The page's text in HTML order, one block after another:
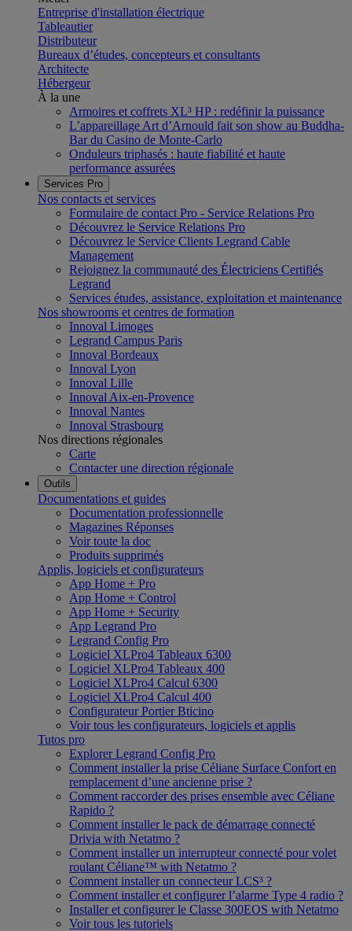
Entreprise d'installation électrique
Tableautier
Distributeur
Bureaux d’études, concepteurs et consultants
Architecte
Hébergeur
À la une
Armoires et coffrets XL³ HP : redéfinir la puissance
L’appareillage Art d’Arnould fait son show au Buddha-
Bar du Casino de Monte-Carlo
Onduleurs triphasés : haute fiabilité et haute
performance assurées
Services Pro
Nos contacts et services
Formulaire de contact Pro - Service Relations Pro
Découvrez le Service Relations Pro
Découvrez le Service Clients Legrand Cable
Management
Rejoignez la communauté des Électriciens Certifiés
Legrand
Services études, assistance, exploitation et maintenance
Nos showrooms et centres de formation
Innoval Limoges
Legrand Campus Paris
Innoval Bordeaux
Innoval Lyon
Innoval Lille
Innoval Aix-en-Provence
Innoval Nantes
Innoval Strasbourg
Nos directions régionales
Carte
Contacter une direction régionale
Outils
Documentations et guides
Documentation professionnelle
Magazines Réponses
Voir toute la doc
Produits supprimés
Applis, logiciels et configurateurs
App Home + Pro
App Home + Control
App Home + Security
App Legrand Pro
Legrand Config Pro
Logiciel XLPro4 Tableaux 6300
Logiciel XLPro4 Tableaux 400
Logiciel XLPro4 Calcul 6300
Logiciel XLPro4 Calcul 400
Configurateur Portier Bticino
Voir tous les configurateurs, logiciels et applis
Tutos pro
Explorer Legrand Config Pro
Comment installer la prise Céliane Surface Confort en
remplacement d’une ancienne prise ?
Comment raccorder des prises ensemble avec Céliane
Rapido ?
Comment installer le pack de démarrage connecté
Drivia with Netatmo ?
Comment installer un interrupteur connecté pour volet
roulant Céliane™ with Netatmo ?
Comment installer un connecteur LCS³ ?
Comment installer et configurer l’alarme Type 4 radio ?
Installer et configurer le Classe 300EOS with Netatmo
Voir tous les tutoriels